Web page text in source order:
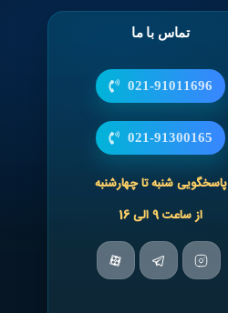
تماس با ما
021-91011696
021-91300165
پاسخگویی شنبه تا چهارشنبه
از ساعت 9 الی 16